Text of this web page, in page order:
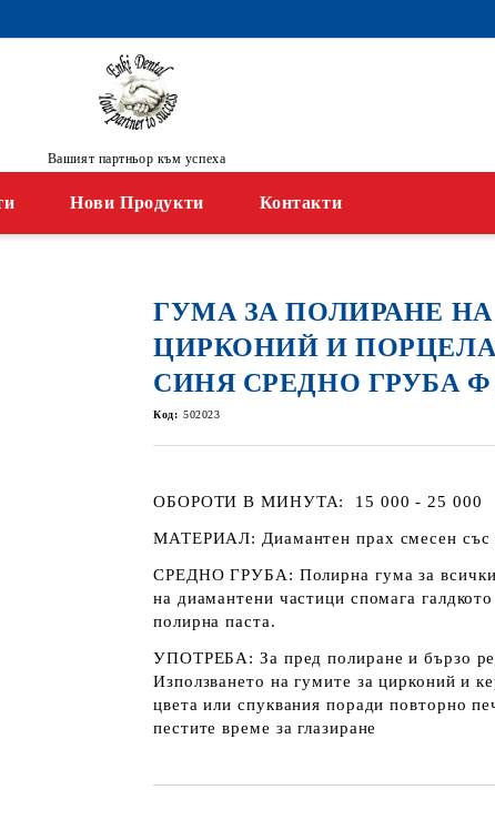
Вашият партньор към успеха
Нови Продукти Контакти
ГУМА ЗА ПОЛИРАНЕ НА
ЦИРКОНИЙ И
СИНЯ СРЕДНО ГРУБА Ф
Код: 502023
ОБОРОТИ В МИНУТА: 15 000 - 25 000
МАТЕРИАЛ: Диамантен прах смесен със
СРЕДНО ГРУБА: Полирна гума за
на диамантени частици спомага
полирна паста.
УПОТРЕБА: За пред полиране и бързо
Използването на гумите за цирконий и
цвета или спуквания поради повторно
пестите време за глазиране